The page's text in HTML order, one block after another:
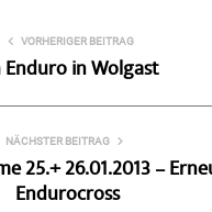
VORHERIGER BEITRAG
Enduro in Wolgast
NÄCHSTER BEITRAG
25.+ 26.01.2013 –
Endurocross